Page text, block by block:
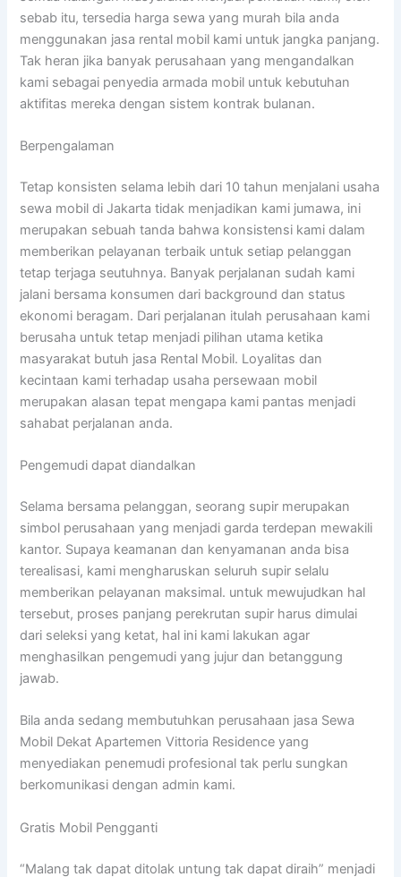
sebab itu, tersedia harga sewa yang murah bila anda
menggunakan jasa rental mobil kami untuk jangka panjang.
Tak heran jika banyak perusahaan yang mengandalkan
kami sebagai penyedia armada mobil untuk kebutuhan
aktifitas mereka dengan sistem kontrak bulanan.
Berpengalaman
Tetap konsisten selama lebih dari 10 tahun menjalani usaha
sewa mobil di Jakarta tidak menjadikan kami jumawa, ini
merupakan sebuah tanda bahwa konsistensi kami dalam
memberikan pelayanan terbaik untuk setiap pelanggan
tetap terjaga seutuhnya. Banyak perjalanan sudah kami
jalani bersama konsumen dari background dan status
ekonomi beragam. Dari perjalanan itulah perusahaan kami
berusaha untuk tetap menjadi pilihan utama ketika
masyarakat butuh jasa Rental Mobil. Loyalitas dan
kecintaan kami terhadap usaha persewaan mobil
merupakan alasan tepat mengapa kami pantas menjadi
sahabat perjalanan anda.
Pengemudi dapat diandalkan
Selama bersama pelanggan, seorang supir merupakan
simbol perusahaan yang menjadi garda terdepan mewakili
kantor. Supaya keamanan dan kenyamanan anda bisa
terealisasi, kami mengharuskan seluruh supir selalu
memberikan pelayanan maksimal. untuk mewujudkan hal
tersebut, proses panjang perekrutan supir harus dimulai
dari seleksi yang ketat, hal ini kami lakukan agar
menghasilkan pengemudi yang jujur dan betanggung
jawab.
Bila anda sedang membutuhkan perusahaan jasa Sewa
Mobil Dekat Apartemen Vittoria Residence yang
menyediakan penemudi profesional tak perlu sungkan
berkomunikasi dengan admin kami.
Gratis Mobil Pengganti
“Malang tak dapat ditolak untung tak dapat diraih” menjadi